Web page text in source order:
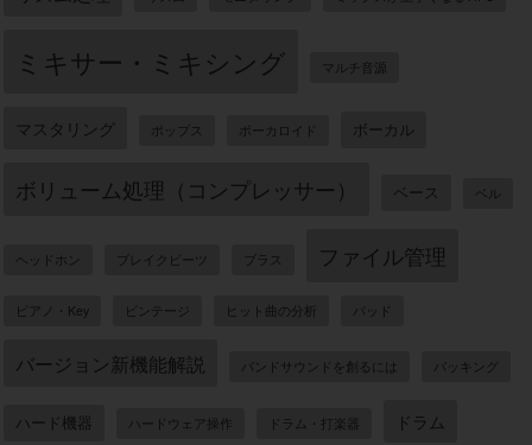
ミキサー・ミキシング マルチ音源
マスタリング ポップス ボーカロイド ボーカル
ボリューム処理（コンプレッサー） ベース ベル
ヘッドホン ブレイクビーツ ブラス ファイル管理
ピアノ・Key ビンテージ ヒット曲の分析 パッド
バージョン新機能解説 バンドサウンドを創るには バッキング
ハード機器 ハードウェア操作 ドラム・打楽器 ドラム